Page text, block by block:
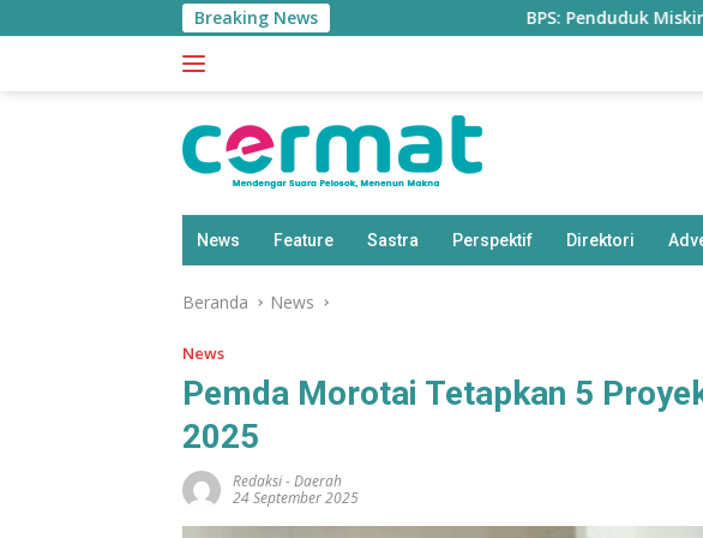
ke
Breaking News BPS: Penduduk Miskin di
News Feature Sastra Perspektif Direktori
Beranda News
News
Pemda Morotai Tetapkan 5
2025
Redaksi-Daerah
24 September 2025